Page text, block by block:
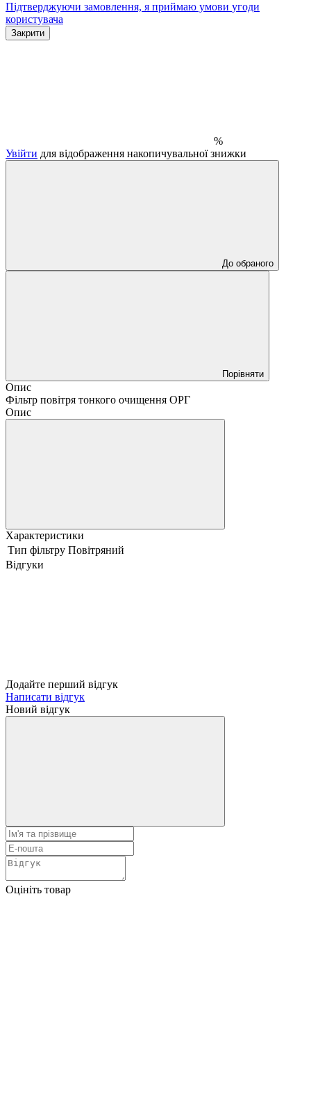
Підтверджуючи замовлення, я приймаю умови угоди
користувача
Закрити
%
Увійти для відображення накопичувальної знижки
До обраного
Порівняти
Опис
Фільтр повітря тонкого очищення ОРГ
Опис
Характеристики
Тип фільтру Повітряний
Відгуки
Додайте перший відгук
Написати відгук
Новий відгук
Оцініть товар